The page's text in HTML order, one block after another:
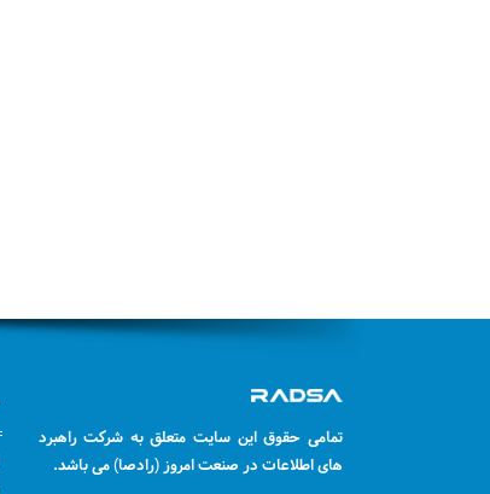
تمامی حقوق این سایت متعلق به شرکت راهبرد
های اطلاعات در صنعت امروز (رادصا) می باشد.